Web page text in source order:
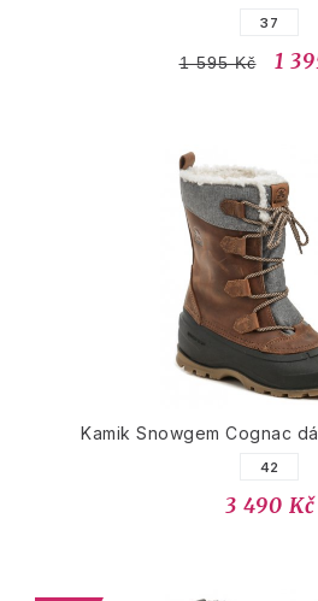
37
1 595 Kč 1
Kamik Snowgem Cognac
42
3 490 Kč